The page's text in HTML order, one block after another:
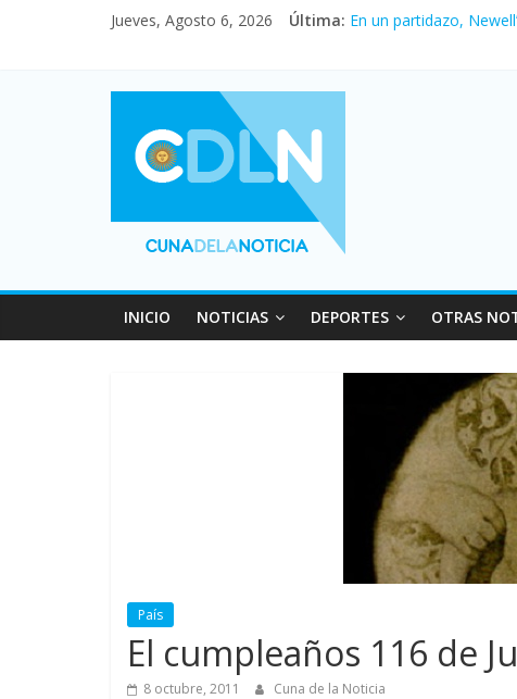
Jueves, Agosto 6, 2026 Última: Pullaro mejora sus
Vacaciones de
Fuerte caída de la
INICIO NOTICIAS DEPORTES OTRAS
País
El cumpleaños 116 de
8 octubre, 2011 Cuna de la Noticia